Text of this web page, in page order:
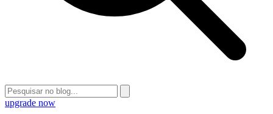
upgrade now